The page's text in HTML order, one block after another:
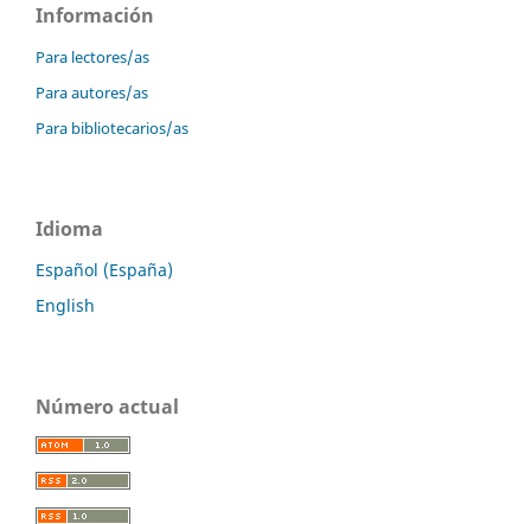
Información
Para lectores/as
Para autores/as
Para bibliotecarios/as
Idioma
Español (España)
English
Número actual